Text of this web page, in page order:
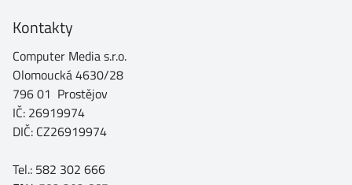
Kontakty
Computer Media s.r.o.
Olomoucká 4630/28
796 01 Prostějov
IČ: 26919974
DIČ: CZ26919974
Tel.: 582 302 666